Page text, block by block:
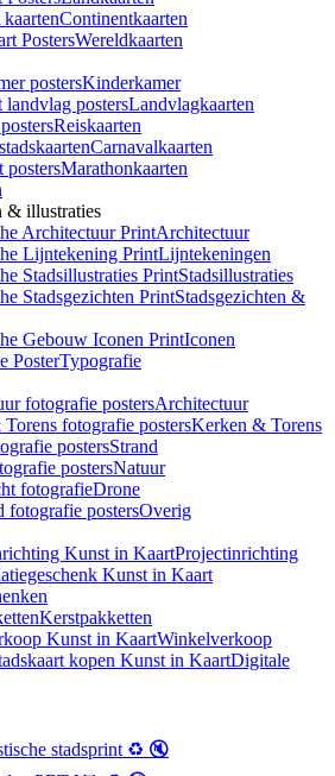
Continentkaarten
Wereldkaarten
Kinderkamer
Landvlagkaarten
Reiskaarten
Carnavalkaarten
Marathonkaarten
& illustraties
Architectuur
Lijntekeningen
Stadsillustraties
Stadsgezichten &
Iconen
Typografie
Architectuur
Kerken & Torens
Strand
Natuur
Drone
Overig
Projectinrichting
Kerstpakketten
Winkelverkoop
Digitale
stadsprint ♻️ 🔇